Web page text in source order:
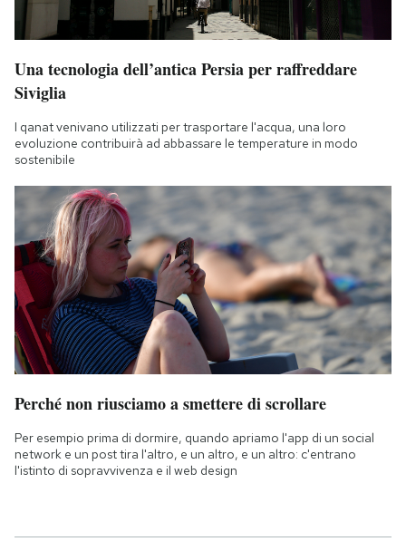
Una tecnologia dell’antica Persia per raffreddare
Siviglia
I qanat venivano utilizzati per trasportare l'acqua, una loro
evoluzione contribuirà ad abbassare le temperature in modo
sostenibile
Perché non riusciamo a smettere di scrollare
Per esempio prima di dormire, quando apriamo l'app di un social
network e un post tira l'altro, e un altro, e un altro: c'entrano
l'istinto di sopravvivenza e il web design